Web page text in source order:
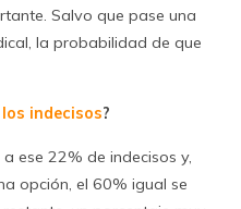
Salvo que pase una
la probabilidad de que
los indecisos?
ese 22% de indecisos y,
opción, el 60% igual se